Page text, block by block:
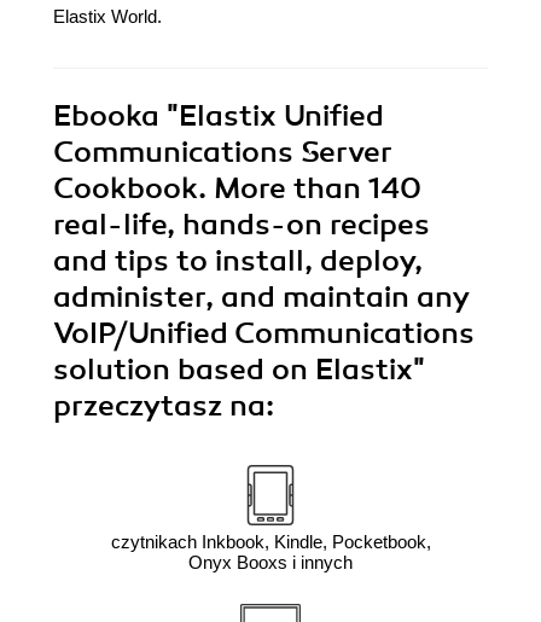
Elastix World.
Ebooka "Elastix Unified
Communications Server
Cookbook. More than 140
real-life, hands-on recipes
and tips to install, deploy,
administer, and maintain any
VoIP/Unified Communications
solution based on Elastix"
przeczytasz na:
czytnikach Inkbook, Kindle, Pocketbook,
Onyx Booxs i innych